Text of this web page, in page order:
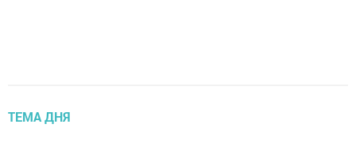
ТЕМА ДНЯ